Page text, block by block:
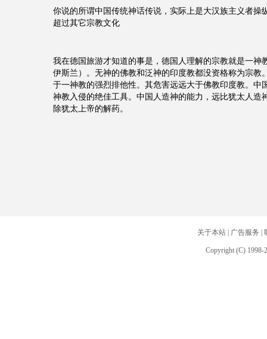
你说的所谓中国传统神话传说，实际上是大汉族主义者操
超过其它宗教文化
我在德国旅游才知道的事是，德国人理解的宗教就是一神
伊斯兰）。无神的佛教和泛神的印度教都没资格称为宗教
于一神教的强烈排他性。其危害远远大于佛教印度教。中
神教入侵的绝佳工具。中国人造神的能力，远比犹太人造
除犹太上帝的解药。
关于本站| 广告服务
Copyright (C) 1998-